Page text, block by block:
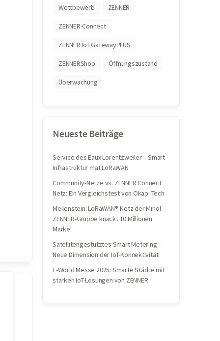
Wettbewerb ZENNER
ZENNER-Connect
ZENNER IoT GatewayPLUS
ZENNERShop Öffnungszustand
Überwachung
Neueste Beiträge
Service des Eaux Lorentzweiler – Smart
Infrastruktur mat LoRaWAN
Community-Netze vs. ZENNER Connect
Netz: Ein Vergleichstest von Okapi Tech
Meilenstein: LoRaWAN®-Netz der Minol-
ZENNER-Gruppe knackt 10 Millionen
Marke
Satellitengestütztes Smart Metering –
Neue Dimension der IoT-Konnektivität
E-World Messe 2025: Smarte Städte mit
starken IoT-Lösungen von ZENNER